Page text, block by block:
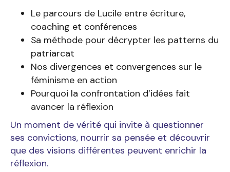
Le parcours de Lucile entre écriture,
coaching et conférences
Sa méthode pour décrypter les patterns du
patriarcat
Nos divergences et convergences sur le
féminisme en action
Pourquoi la confrontation d’idées fait
avancer la réflexion
Un moment de vérité qui invite à questionner
ses convictions, nourrir sa pensée et découvrir
que des visions différentes peuvent enrichir la
réflexion.